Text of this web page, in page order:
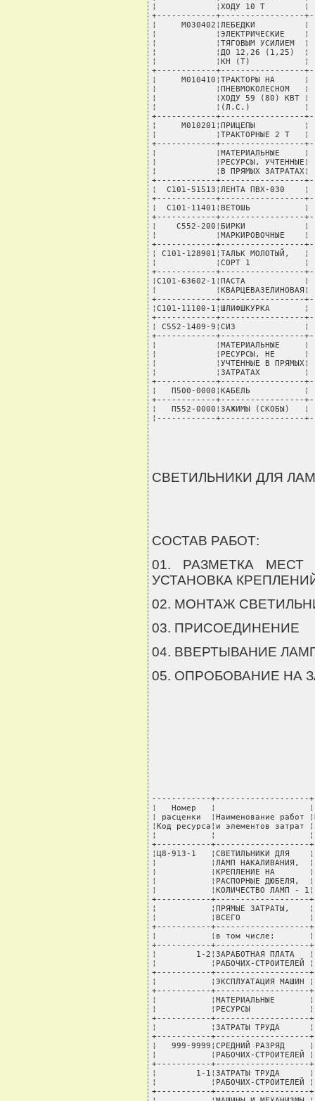
СВЕТИЛЬНИКИ ДЛЯ
СОСТАВ РАБОТ:
01. РАЗМЕТКА МЕСТ
УСТАНОВКА
02. МОНТАЖ
03. ПРИСОЕДИНЕНИЕ
04. ВВЕРТЫВАНИЕ
05. ОПРОБОВАНИЕ НА
------------+-------------------+----T---------+-------+---------+----------+--------
¦   Номер   ¦                   ¦    ¦         ¦       ¦Стоимость¦  Всего   ¦В том числе:¦
¦ расценки  ¦Наименование работ ¦Код ¦ Единица ¦ Норма ¦единицы, ¦стоимость,¦транспортные¦
¦Код ресурса¦и элементов затрат ¦зоны¦измерения¦расхода¦  руб.   ¦   руб.   ¦  расходы,  ¦
¦           ¦                   ¦    ¦         ¦       ¦         ¦          ¦    руб.    ¦
+-----------+-------------------+----+---------+-------+---------+----------+------------+
¦Ц8-913-1   ¦СВЕТИЛЬНИКИ ДЛЯ    ¦    ¦ 100 шт  ¦       ¦         ¦          ¦            ¦
¦           ¦ЛАМП НАКАЛИВАНИЯ,  ¦    ¦         ¦       ¦         ¦          ¦            ¦
¦           ¦КРЕПЛЕНИЕ НА       ¦    ¦         ¦       ¦         ¦          ¦            ¦
¦           ¦РАСПОРНЫЕ ДЮБЕЛЯ,  ¦    ¦         ¦       ¦         ¦          ¦            ¦
¦           ¦КОЛИЧЕСТВО ЛАМП - 1¦    ¦         ¦       ¦         ¦          ¦            ¦
+-----------+-------------------+----+---------+-------+---------+----------+------------+
¦           ¦ПРЯМЫЕ ЗАТРАТЫ,    ¦1-3 ¦  руб.   ¦       ¦         ¦    190,52¦        1,27¦
¦           ¦ВСЕГО              ¦    ¦         ¦       ¦         ¦          ¦            ¦
+-----------+-------------------+----+---------+-------+---------+----------+------------+
¦           ¦в том числе:       ¦    ¦         ¦       ¦         ¦          ¦            ¦
+-----------+-------------------+----+---------+-------+---------+----------+------------+
¦        1-2¦ЗАРАБОТНАЯ ПЛАТА   ¦    ¦  руб.   ¦       ¦         ¦    163,64¦            ¦
¦           ¦РАБОЧИХ-СТРОИТЕЛЕЙ ¦    ¦         ¦       ¦         ¦          ¦            ¦
+-----------+-------------------+----+---------+-------+---------+----------+------------+
¦           ¦ЭКСПЛУАТАЦИЯ МАШИН ¦    ¦  руб.   ¦       ¦         ¦      2,81¦            ¦
+-----------+-------------------+----+---------+-------+---------+----------+------------+
¦           ¦МАТЕРИАЛЬНЫЕ       ¦    ¦  руб.   ¦       ¦         ¦     24,07¦        1,27¦
¦           ¦РЕСУРСЫ            ¦    ¦         ¦       ¦         ¦          ¦            ¦
+-----------+-------------------+----+---------+-------+---------+----------+------------+
¦           ¦ЗАТРАТЫ ТРУДА      ¦    ¦         ¦       ¦         ¦          ¦            ¦
+-----------+-------------------+----+---------+-------+---------+----------+------------+
¦   999-9999¦СРЕДНИЙ РАЗРЯД     ¦    ¦         ¦    3,8¦         ¦          ¦            ¦
¦           ¦РАБОЧИХ-СТРОИТЕЛЕЙ ¦    ¦         ¦       ¦         ¦          ¦            ¦
+-----------+-------------------+----+---------+-------+---------+----------+------------+
¦        1-1¦ЗАТРАТЫ ТРУДА      ¦    ¦ чел.-ч  ¦  89,13¦         ¦          ¦            ¦
¦           ¦РАБОЧИХ-СТРОИТЕЛЕЙ ¦    ¦         ¦       ¦         ¦          ¦            ¦
+-----------+-------------------+----+---------+-------+---------+----------+------------+
¦           ¦МАШИНЫ И МЕХАНИЗМЫ ¦    ¦         ¦       ¦         ¦          ¦            ¦
+-----------+-------------------+----+---------+-------+---------+----------+------------+
¦    М030402¦ЛЕБЕДКИ            ¦    ¦ маш.-ч  ¦    1,5¦     0,21¦      0,32¦            ¦
¦           ¦ЭЛЕКТРИЧЕСКИЕ      ¦    ¦         ¦       ¦         ¦          ¦            ¦
¦           ¦ТЯГОВЫМ УСИЛИЕМ ДО ¦    ¦         ¦       ¦         ¦          ¦            ¦
¦           ¦12,26 (1,25) КН (Т)¦    ¦         ¦       ¦         ¦          ¦            ¦
+-----------+-------------------+----+---------+-------+---------+----------+------------+
¦    М134041¦ШУРУПОВЕРТ         ¦    ¦ маш.-ч  ¦    7,0¦